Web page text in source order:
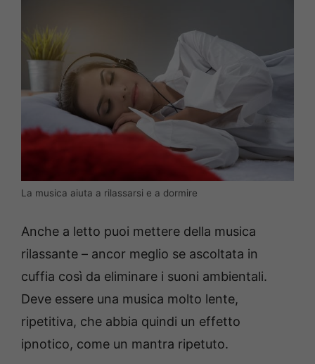
La musica aiuta a rilassarsi e a dormire
Anche a letto puoi mettere della musica
rilassante – ancor meglio se ascoltata in
cuffia così da eliminare i suoni ambientali.
Deve essere una musica molto lente,
ripetitiva, che abbia quindi un effetto
ipnotico, come un mantra ripetuto.